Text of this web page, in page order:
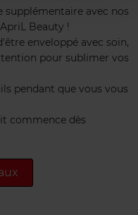
supplémentaire avec nos
Beauty !
enveloppé avec soin,
pour sublimer vos
pendant que vous vous
commence dès